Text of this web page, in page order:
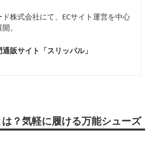
株式会社にて、ECサイト運営を中心
。
通販サイト「スリッパル」
？気軽に履ける万能シューズ